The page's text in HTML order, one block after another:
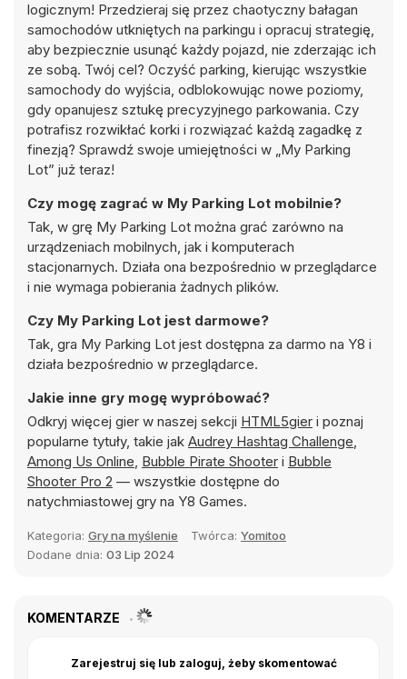
logicznym! Przedzieraj się przez chaotyczny bałagan
samochodów utkniętych na parkingu i opracuj strategię,
aby bezpiecznie usunąć każdy pojazd, nie zderzając ich
ze sobą. Twój cel? Oczyść parking, kierując wszystkie
samochody do wyjścia, odblokowując nowe poziomy,
gdy opanujesz sztukę precyzyjnego parkowania. Czy
potrafisz rozwikłać korki i rozwiązać każdą zagadkę z
finezją? Sprawdź swoje umiejętności w „My Parking
Lot” już teraz!
Czy mogę zagrać w My Parking Lot mobilnie?
Tak, w grę My Parking Lot można grać zarówno na
urządzeniach mobilnych, jak i komputerach
stacjonarnych. Działa ona bezpośrednio w przeglądarce
i nie wymaga pobierania żadnych plików.
Czy My Parking Lot jest darmowe?
Tak, gra My Parking Lot jest dostępna za darmo na Y8 i
działa bezpośrednio w przeglądarce.
Jakie inne gry mogę wypróbować?
Odkryj więcej gier w naszej sekcji HTML5gier i poznaj
popularne tytuły, takie jak Audrey Hashtag Challenge,
Among Us Online, Bubble Pirate Shooter i Bubble
Shooter Pro 2 — wszystkie dostępne do
natychmiastowej gry na Y8 Games.
Kategoria: Gry na myślenie Twórca: Yomitoo
Dodane dnia: 03 Lip 2024
KOMENTARZE
Zarejestruj się lub zaloguj, żeby skomentować